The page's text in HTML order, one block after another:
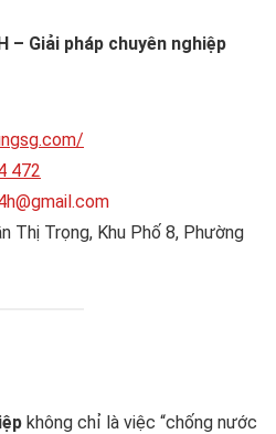
– Giải pháp chuyên nghiệp
472
Thị Trọng, Khu Phố 8, Phường
không chỉ là việc “chống nước